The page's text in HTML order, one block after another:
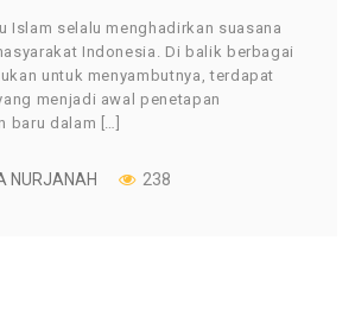
Islam selalu menghadirkan suasana
Indonesia. Di balik berbagai
untuk menyambutnya, terdapat
menjadi awal penetapan
baru dalam […]
NURJANAH 238